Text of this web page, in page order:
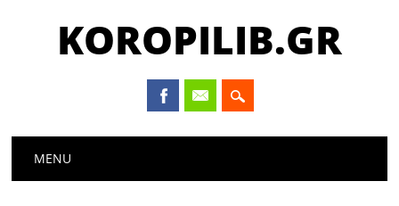
KOROPILIB.GR
Main menu
MENU